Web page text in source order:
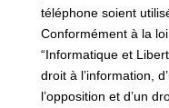
téléphone soient
Conformément à la
“Informatique et
droit à l’information,
l’opposition et d’un